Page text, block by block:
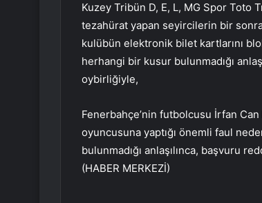
Kuzey Tribün D, E, L, MG Spor Toto
tezahürat yapan seyircilerin bir
kulübün elektronik bilet kartlarını
herhangi bir kusur bulunmadığı
oybirliğiyle,
Fenerbahçe’nin futbolcusu İrfan
oyuncusuna yaptığı önemli faul
bulunmadığı anlaşılınca, başvuru
(HABER MERKEZİ)